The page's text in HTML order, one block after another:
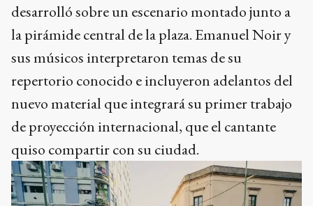
desarrolló sobre un escenario montado junto a
la pirámide central de la plaza. Emanuel Noir y
sus músicos interpretaron temas de su
repertorio conocido e incluyeron adelantos del
nuevo material que integrará su primer trabajo
de proyección internacional, que el cantante
quiso compartir con su ciudad.